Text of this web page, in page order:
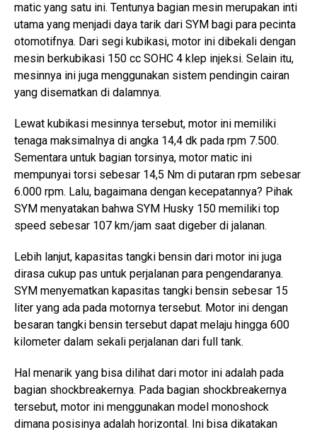
matic yang satu ini. Tentunya bagian mesin merupakan inti
utama yang menjadi daya tarik dari SYM bagi para pecinta
otomotifnya. Dari segi kubikasi, motor ini dibekali dengan
mesin berkubikasi 150 cc SOHC 4 klep injeksi. Selain itu,
mesinnya ini juga menggunakan sistem pendingin cairan
yang disematkan di dalamnya.
Lewat kubikasi mesinnya tersebut, motor ini memiliki
tenaga maksimalnya di angka 14,4 dk pada rpm 7.500.
Sementara untuk bagian torsinya, motor matic ini
mempunyai torsi sebesar 14,5 Nm di putaran rpm sebesar
6.000 rpm. Lalu, bagaimana dengan kecepatannya? Pihak
SYM menyatakan bahwa SYM Husky 150 memiliki top
speed sebesar 107 km/jam saat digeber di jalanan.
Lebih lanjut, kapasitas tangki bensin dari motor ini juga
dirasa cukup pas untuk perjalanan para pengendaranya.
SYM menyematkan kapasitas tangki bensin sebesar 15
liter yang ada pada motornya tersebut. Motor ini dengan
besaran tangki bensin tersebut dapat melaju hingga 600
kilometer dalam sekali perjalanan dari full tank.
Hal menarik yang bisa dilihat dari motor ini adalah pada
bagian shockbreakernya. Pada bagian shockbreakernya
tersebut, motor ini menggunakan model monoshock
dimana posisinya adalah horizontal. Ini bisa dikatakan